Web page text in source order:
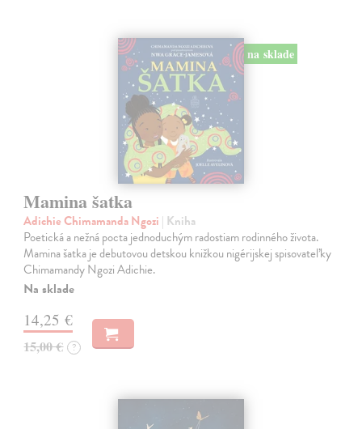
na sklade
Mamina šatka
Adichie Chimamanda Ngozi | Kniha
Poetická a nežná pocta jednoduchým radostiam rodinného života.
Mamina šatka je debutovou detskou knižkou nigérijskej spisovateľky
Chimamandy Ngozi Adichie.
Na sklade
14,25 €
15,00 € ?